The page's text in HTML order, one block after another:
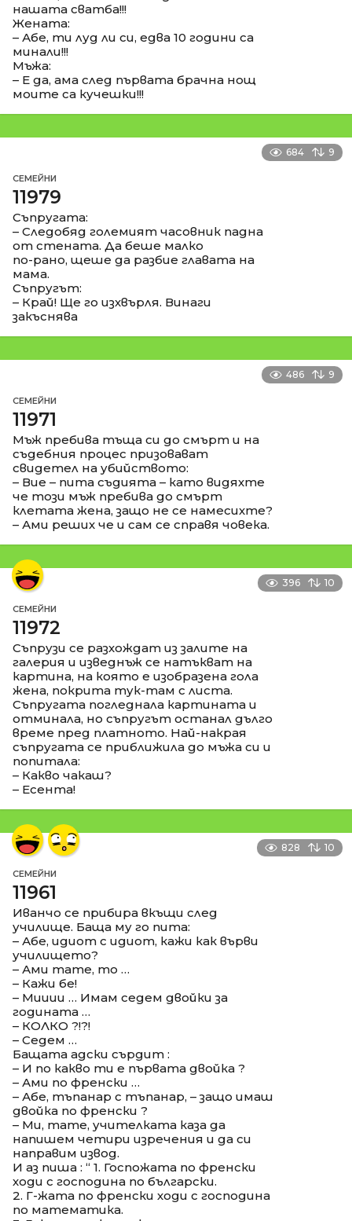
нашата сватба!!!
Жената:
– Абе, ти луд ли си, едва 10 години са
минали!!!
Мъжа:
– Е да, ама след първата брачна нощ
моите са кучешки!!!
684 9
СЕМЕЙНИ
11979
Съпругата:
– Следобяд големият часовник падна
от стената. Да беше малко
по-рано, щеше да разбие главата на
мама.
Съпругът:
– Край! Ще го изхвърля. Винаги
закъснява
486 9
СЕМЕЙНИ
11971
Мъж пребива тъща си до смърт и на
съдебния процес призовават
свидетел на убийството:
– Вие – пита съдията – като видяхте
че този мъж пребива до смърт
клетата жена, защо не се намесихте?
– Ами реших че и сам се справя човека.
396 10
СЕМЕЙНИ
11972
Съпрузи се разхождат из залите на
галерия и изведнъж се натъкват на
картина, на която е изобразена гола
жена, покрита тук-там с листа.
Съпругата погледнала картината и
отминала, но съпругът останал дълго
време пред платното. Най-накрая
съпругата се приближила до мъжа си и
попитала:
– Какво чакаш?
– Есента!
828 10
СЕМЕЙНИ
11961
Иванчо се прибира вкъщи след
училище. Баща му го пита:
– Абе, идиот с идиот, кажи как върви
училището?
– Ами тате, то …
– Кажи бе!
– Мииии … Имам седем двойки за
годината …
– КОЛКО ?!?!
– Седем …
Бащата адски сърдит :
– И по какво ти е първата двойка ?
– Ами по френски …
– Абе, тъпанар с тъпанар, – защо имаш
двойка по френски ?
– Ми, тате, учителката каза да
напишем четири изречения и да си
направим извод.
И аз пиша : “ 1. Госпожата по френски
ходи с господина по български.
2. Г-жата по френски ходи с господина
по математика.